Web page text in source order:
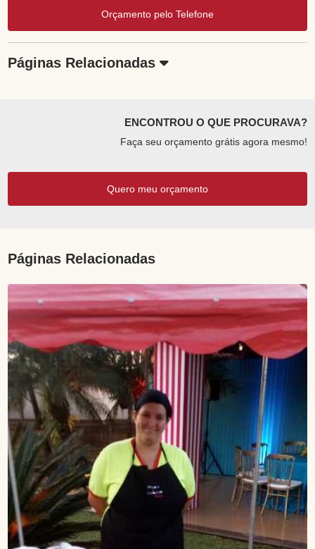
Orçamento pelo Telefone
Páginas Relacionadas
ENCONTROU O QUE PROCURAVA?
Faça seu orçamento grátis agora mesmo!
Quero meu orçamento
Páginas Relacionadas